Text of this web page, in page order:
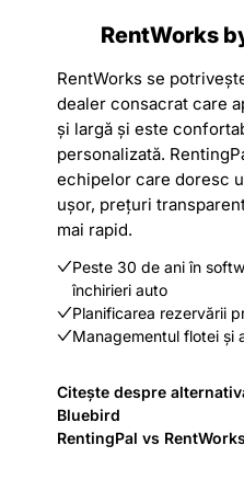
RentWorks
RentWorks se
dealer consacrat care
și largă și este
personalizată.
echipelor care doresc
ușor, prețuri
mai rapid.
Peste 30 de ani în
închirieri auto
Planificarea rezervării
Managementul flotei și
Citește despre
Bluebird
RentingPal vs